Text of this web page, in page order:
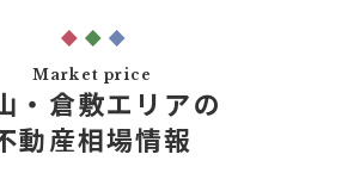
お知らせ一覧
不動産コラム
Market price
・倉敷エリアの
動産相場情報